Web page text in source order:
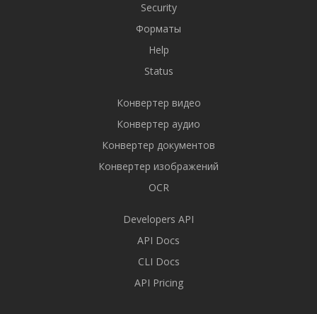
Security
Форматы
Help
Status
Конвертер видео
Конвертер аудио
Конвертер документов
Конвертер изображений
OCR
Developers API
API Docs
CLI Docs
API Pricing